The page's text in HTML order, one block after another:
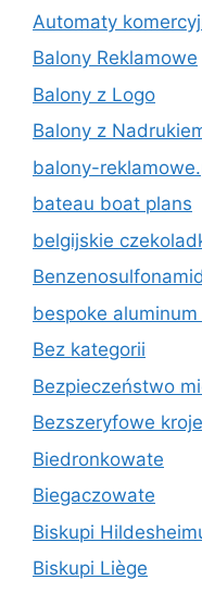
Automaty
Balony Reklamowe
Balony z Logo
Balony z
balony-
bateau boat plans
belgijskie
bespoke
Bez kategorii
Bezpieczeństwo
Bezszeryfowe
Biedronkowate
Biegaczowate
Biskupi
Biskupi Liège